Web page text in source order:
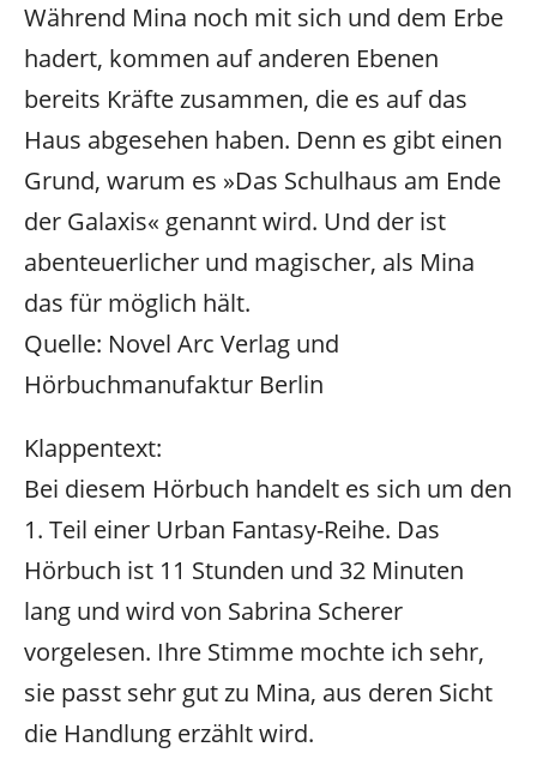
Während Mina noch mit sich und dem Erbe
hadert, kommen auf anderen Ebenen
bereits Kräfte zusammen, die es auf das
Haus abgesehen haben. Denn es gibt einen
Grund, warum es »Das Schulhaus am Ende
der Galaxis« genannt wird. Und der ist
abenteuerlicher und magischer, als Mina
das für möglich hält.
Quelle: Novel Arc Verlag und
Hörbuchmanufaktur Berlin
Klappentext:
Bei diesem Hörbuch handelt es sich um den
1. Teil einer Urban Fantasy-Reihe. Das
Hörbuch ist 11 Stunden und 32 Minuten
lang und wird von Sabrina Scherer
vorgelesen. Ihre Stimme mochte ich sehr,
sie passt sehr gut zu Mina, aus deren Sicht
die Handlung erzählt wird.